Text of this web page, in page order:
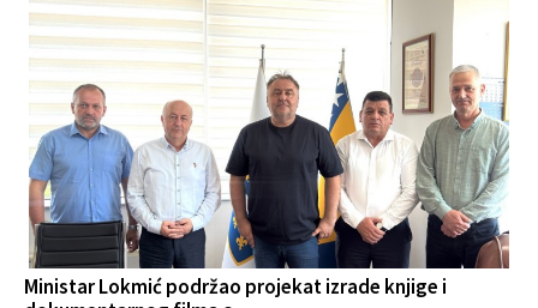
Ministar Lokmić podržao projekat izrade knjige i